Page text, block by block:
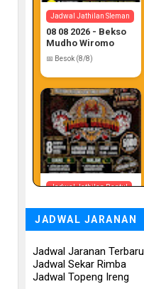
Jadwal Jathilan Sleman
08 08 2026 - Bekso
Mudho Wiromo
📅 Besok (8/8)
Jadwal Jathilan Bantul
Budhoyo
📅 Besok (8/8)
JADWAL JARANAN
Jadwal Jaranan Terbaru
Jadwal Sekar Rimba
Jadwal Topeng Ireng